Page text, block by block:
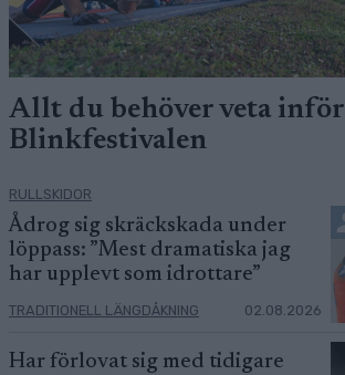
Allt du behöver veta inför
Blinkfestivalen
RULLSKIDOR
Ådrog sig skräckskada under
löppass: ”Mest dramatiska jag
har upplevt som idrottare”
TRADITIONELL LÄNGDÅKNING 02.08.2026
Har förlovat sig med tidigare